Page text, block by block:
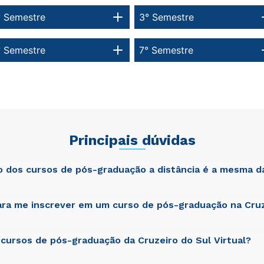
7° Semestre
Semestre
3° Semestre
Semestre
Principais dúvidas
dos cursos de pós-graduação a distância é a mesma
unde omnis iste natus error sit voluptatem accusantium
rem aperiam, eaque ipsa quae ab illo inventore veritatis et
sed quia consequuntur magni dolores eos qui ratione
me inscrever em um curso de pós-graduação na
unde omnis iste natus error sit voluptatem accusantium
de pós-graduação da Cruzeiro do Sul Virtual?